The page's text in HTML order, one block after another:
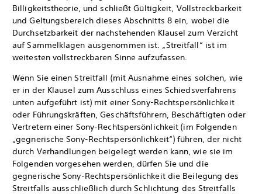
Billigkeitstheorie, und schließt Gültigkeit, Vollstreckbarkeit
und Geltungsbereich dieses Abschnitts 8 ein, wobei die
Durchsetzbarkeit der nachstehenden Klausel zum Verzicht
auf Sammelklagen ausgenommen ist. „Streitfall“ ist im
weitesten vollstreckbaren Sinne aufzufassen.
Wenn Sie einen Streitfall (mit Ausnahme eines solchen, wie
er in der Klausel zum Ausschluss eines Schiedsverfahrens
unten aufgeführt ist) mit einer Sony-Rechtspersönlichkeit
oder Führungskräften, Geschäftsführern, Beschäftigten oder
Vertretern einer Sony-Rechtspersönlichkeit (im Folgenden
„gegnerische Sony-Rechtspersönlichkeit“) führen, der nicht
durch Verhandlungen beigelegt werden kann, wie sie im
Folgenden vorgesehen werden, dürfen Sie und die
gegnerische Sony-Rechtspersönlichkeit die Beilegung des
Streitfalls ausschließlich durch Schlichtung des Streitfalls